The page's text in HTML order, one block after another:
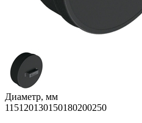
Диаметр, мм
115120130150180200250